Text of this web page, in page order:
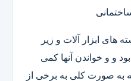
های ابزار آلات و زیر
و و خواندن آنها کمی
به صورت کلی به برخی از